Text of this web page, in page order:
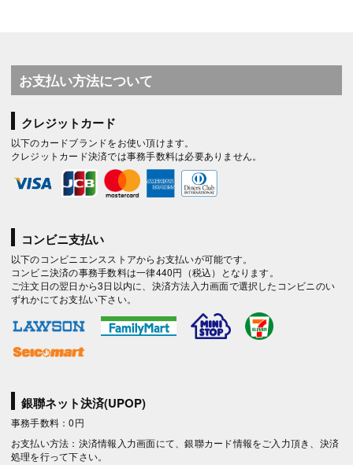
お支払い方法について
クレジットカード
以下のカードブランドをお使い頂けます。
クレジットカード決済では事務手数料は必要ありません。
コンビニ支払い
以下のコンビニエンスストアからお支払いが可能です。
コンビニ決済の事務手数料は一律440円（税込）となります。
ご注文日の翌日から3日以内に、決済方法入力画面で選択したコンビニのい
ずれかにてお支払い下さい。
銀聯ネット決済(UPOP)
事務手数料：0円
お支払い方法：決済情報入力画面にて、銀聯カード情報をご入力頂き、決済
処理を行って下さい。